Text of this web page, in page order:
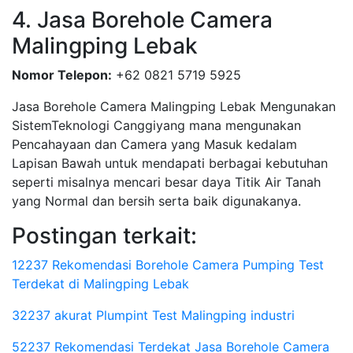
4. Jasa Borehole Camera
Malingping Lebak
Nomor Telepon: +62 0821 5719 5925
Jasa Borehole Camera Malingping Lebak Mengunakan
SistemTeknologi Canggiyang mana mengunakan
Pencahayaan dan Camera yang Masuk kedalam
Lapisan Bawah untuk mendapati berbagai kebutuhan
seperti misalnya mencari besar daya Titik Air Tanah
yang Normal dan bersih serta baik digunakanya.
Postingan terkait:
12237 Rekomendasi Borehole Camera Pumping Test
Terdekat di Malingping Lebak
32237 akurat Plumpint Test Malingping industri
52237 Rekomendasi Terdekat Jasa Borehole Camera